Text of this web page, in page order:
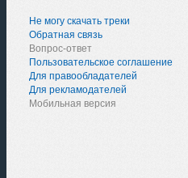
Не могу скачать треки
Обратная связь
Вопрос-ответ
Пользовательское соглашение
Для правообладателей
Для рекламодателей
Мобильная версия